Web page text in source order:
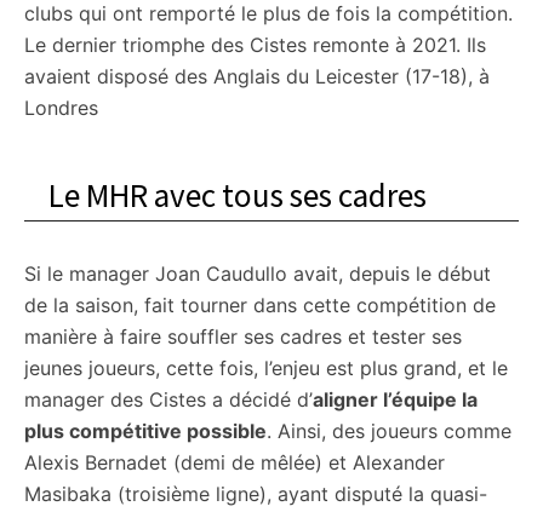
clubs qui ont remporté le plus de fois la compétition.
Le dernier triomphe des Cistes remonte à 2021. Ils
avaient disposé des Anglais du Leicester (17-18), à
Londres
Le MHR avec tous ses cadres
Si le manager Joan Caudullo avait, depuis le début
de la saison, fait tourner dans cette compétition de
manière à faire souffler ses cadres et tester ses
jeunes joueurs, cette fois, l’enjeu est plus grand, et le
manager des Cistes a décidé d’aligner l’équipe la
plus compétitive possible. Ainsi, des joueurs comme
Alexis Bernadet (demi de mêlée) et Alexander
Masibaka (troisième ligne), ayant disputé la quasi-